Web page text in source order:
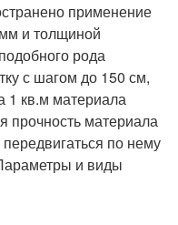
применение
и толщиной
рода
с шагом до 150 см,
1 кв.м материала
прочность материала
по нему
и виды